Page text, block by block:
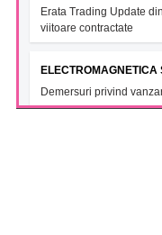
Erata Trading Update
viitoare contractate
ELECTROMAGNETICA
Demersuri privind